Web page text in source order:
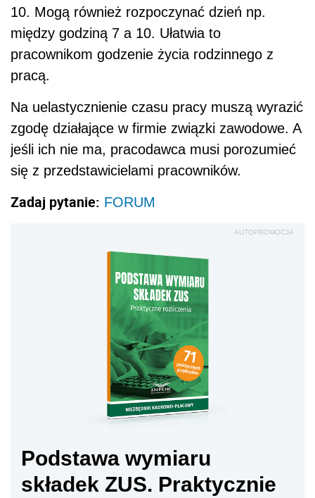
10. Mogą również rozpoczynać dzień np.
między godziną 7 a 10. Ułatwia to
pracownikom godzenie życia rodzinnego z
pracą.
Na uelastycznienie czasu pracy muszą wyrazić
zgodę działające w firmie związki zawodowe. A
jeśli ich nie ma, pracodawca musi porozumieć
się z przedstawicielami pracowników.
Zadaj pytanie: FORUM
AUTOPROMOCJA
Podstawa wymiaru
składek ZUS. Praktycznie